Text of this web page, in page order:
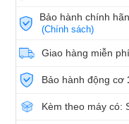
Bảo hành chính
(Chính sách)
Giao hàng miễn
Bảo hành động cơ
Kèm theo máy có: